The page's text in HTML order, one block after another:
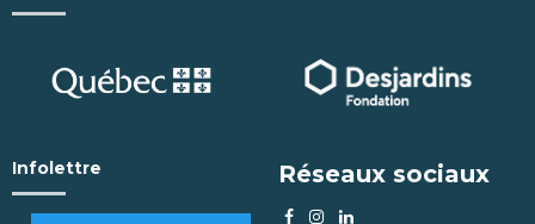
Infolettre Réseaux sociaux